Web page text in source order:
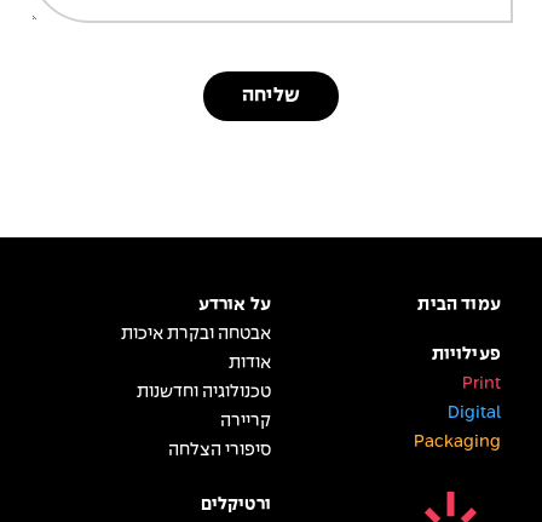
על אורדע
אבטחה ובקרת איכות
אודות
טכנולוגיה וחדשנות
קריירה
סיפורי הצלחה
ורטיקלים
עמוד הבית
פעילויות
Print
Digital
Packaging